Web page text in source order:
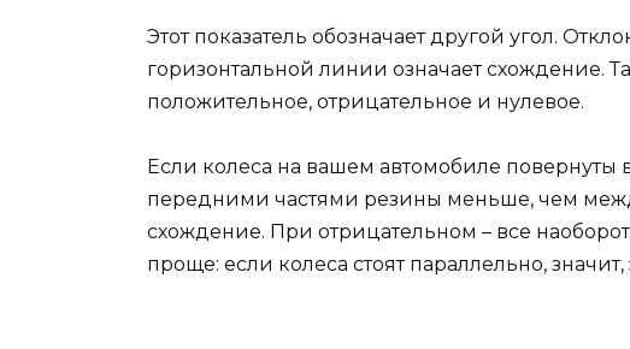
Этот показатель обозначает другой угол.
горизонтальной линии означает схождение.
положительное, отрицательное и нулевое.
Если колеса на вашем автомобиле повернуты
передними частями резины меньше, чем
схождение. При отрицательном – все
проще: если колеса стоят параллельно,